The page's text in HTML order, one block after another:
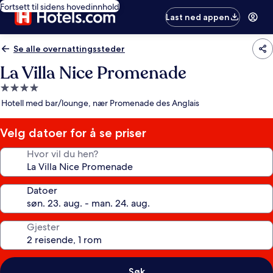
Fortsett til sidens hovedinnhold
Last ned appen
Se alle overnattingssteder
La Villa Nice Promenade
Overnattingssted
med
stjerner
Hotell med bar/lounge, nær Promenade des Anglais
Velg datoer for å se priser
Hvor vil du hen?
Datoer
Gjester